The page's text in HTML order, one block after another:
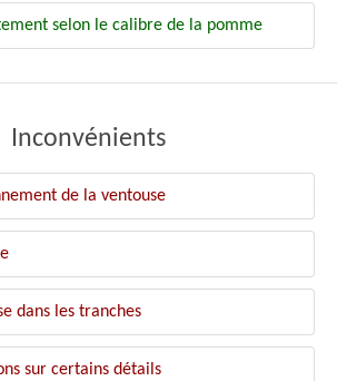
selon le calibre de la pomme
Inconvénients
de la ventouse
dans les tranches
sur certains détails